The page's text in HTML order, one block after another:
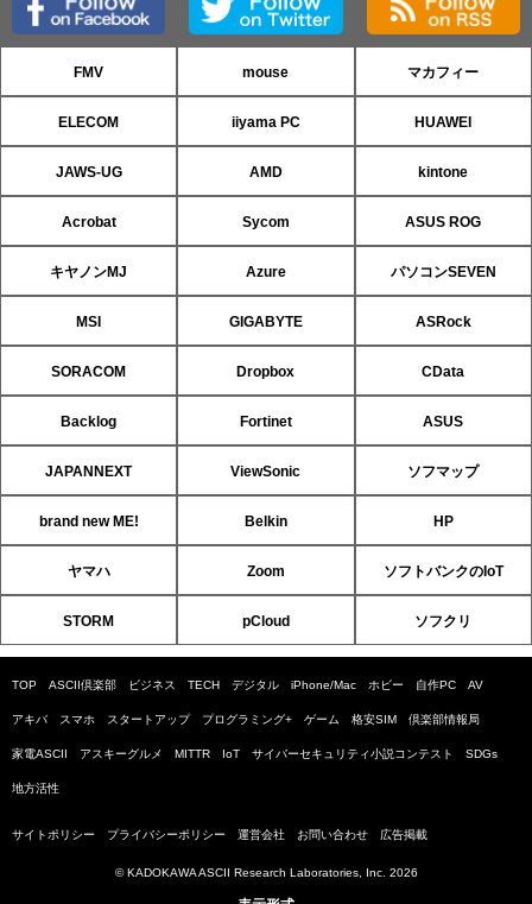
FMV mouse マカフィー
ELECOM iiyama PC HUAWEI
JAWS-UG AMD kintone
Acrobat Sycom ASUS ROG
キヤノンMJ Azure パソコンSEVEN
MSI GIGABYTE ASRock
SORACOM Dropbox CData
Backlog Fortinet ASUS
JAPANNEXT ViewSonic ソフマップ
brand new ME! Belkin HP
ヤマハ Zoom ソフトバンクのIoT
STORM pCloud ソフクリ
TOP ASCII倶楽部 ビジネス TECH デジタル iPhone/Mac ホビー 自作PC AV
アキバ スマホ スタートアップ プログラミング+ ゲーム 格安SIM 倶楽部情報局
家電ASCII アスキーグルメ MITTR IoT サイバーセキュリティ小説コンテスト SDGs
地方活性
サイトポリシー プライバシーポリシー 運営会社 お問い合わせ 広告掲載
© KADOKAWA ASCII Research Laboratories, Inc. 2026